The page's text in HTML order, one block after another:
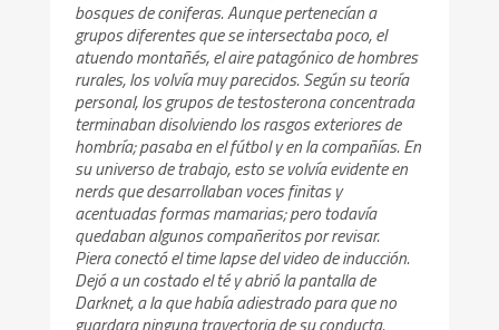
bosques de coniferas. Aunque pertenecían a
grupos diferentes que se intersectaba poco, el
atuendo montañés, el aire patagónico de hombres
rurales, los volvía muy parecidos. Según su teoría
personal, los grupos de testosterona concentrada
terminaban disolviendo los rasgos exteriores de
hombría; pasaba en el fútbol y en la compañías. En
su universo de trabajo, esto se volvía evidente en
nerds que desarrollaban voces finitas y
acentuadas formas mamarias; pero todavía
quedaban algunos compañeritos por revisar.
Piera conectó el time lapse del video de inducción.
Dejó a un costado el té y abrió la pantalla de
Darknet, a la que había adiestrado para que no
guardara ninguna trayectoria de su conducta.